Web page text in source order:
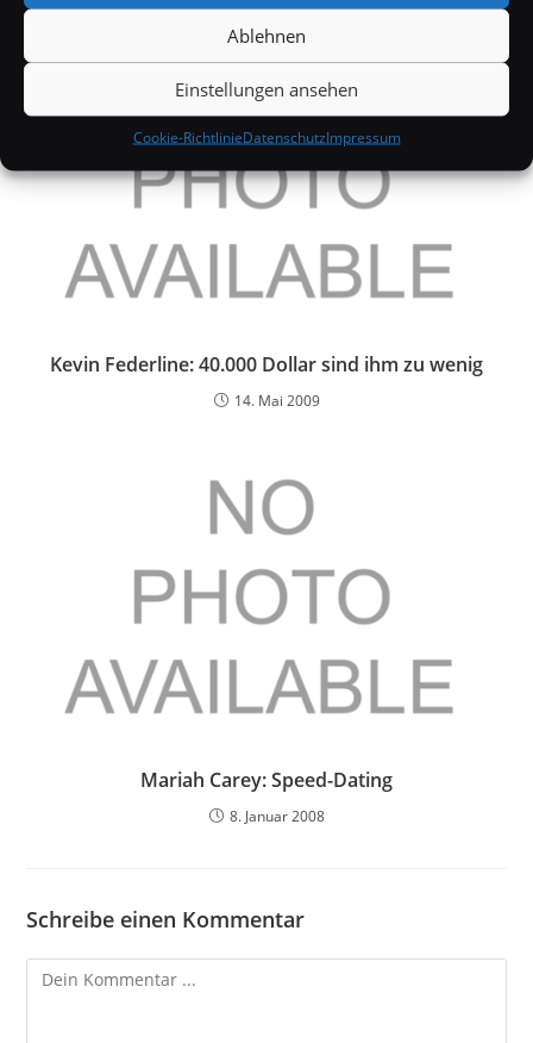
Ablehnen
Einstellungen ansehen
Cookie-RichtlinieDatenschutzImpressum
Kevin Federline: 40.000 Dollar sind ihm zu wenig
14. Mai 2009
Mariah Carey: Speed-Dating
8. Januar 2008
Schreibe einen Kommentar
Kommentieren